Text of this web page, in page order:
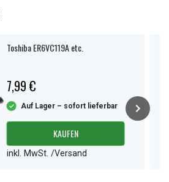
Toshiba ER6VC119A etc.
7,99 €
Auf Lager – sofort lieferbar
KAUFEN
inkl. MwSt. /Versand